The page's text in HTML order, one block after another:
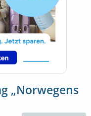
„Norwegens